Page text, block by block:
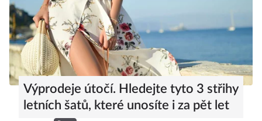
Výprodeje útočí. Hledejte tyto 3 střihy
letních šatů, které unosíte i za pět let